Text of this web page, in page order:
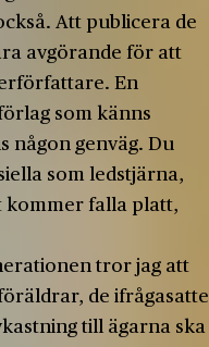
Att publicera de
avgörande för att
En
som känns
någon genväg. Du
som ledstjärna,
kommer falla platt,
tror jag att
de ifrågasatte
till ägarna ska